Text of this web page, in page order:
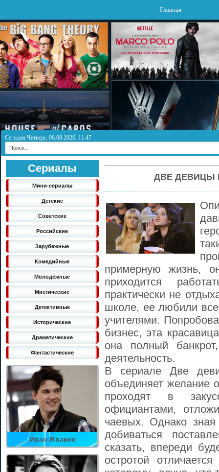
Главная
Сегодня Четверг, 06.08.2026, 11:47
Сериалы
Мини-сериалы
Детские
Советские
Российские
Зарубежные
Комедийные
Молодёжные
Мистические
Детективные
Исторические
Драматические
Фантастические
Иван Жвакин
ДВЕ ДЕВИЦЫ
примерную жизнь,
приходится
практически не
школе, ее любили
учителями.
бизнес, эта
она полный
деятельность.
В сериале Две
объединяет желание
проходят в
официантами,
чаевых. Однако
добиваться
сказать, впереди
остротой